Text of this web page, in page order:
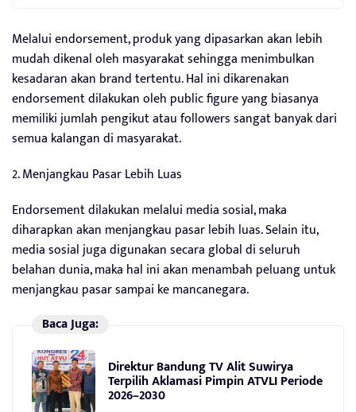
Melalui endorsement, produk yang dipasarkan akan lebih
mudah dikenal oleh masyarakat sehingga menimbulkan
kesadaran akan brand tertentu. Hal ini dikarenakan
endorsement dilakukan oleh public figure yang biasanya
memiliki jumlah pengikut atau followers sangat banyak dari
semua kalangan di masyarakat.
2. Menjangkau Pasar Lebih Luas
Endorsement dilakukan melalui media sosial, maka
diharapkan akan menjangkau pasar lebih luas. Selain itu,
media sosial juga digunakan secara global di seluruh
belahan dunia, maka hal ini akan menambah peluang untuk
menjangkau pasar sampai ke mancanegara.
Baca Juga:
Direktur Bandung TV Alit Suwirya
Terpilih Aklamasi Pimpin ATVLI Periode
2026–2030